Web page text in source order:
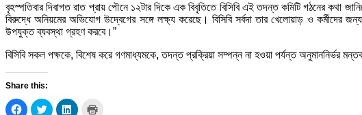
বৃহস্পতিবার দিবাগত রাত প্রায় পৌনে ১২টার দিকে এক বিবৃতিতে বিসিবি এই তদন্ত কমিটি গঠনের কথা
বিরুদ্ধে অনিয়মের অভিযোগ উদ্বেগের সঙ্গে লক্ষ্য করেছে। বিসিবি সর্বদা তার খেলোয়াড় ও কর্মীদের
উপযুক্ত ব্যবস্থা গ্রহণ করবে।”
বিসিবি সকল পক্ষকে, বিশেষ করে গণমাধ্যমকে, তদন্ত প্রক্রিয়া সম্পন্ন না হওয়া পর্যন্ত অনুমাননির্ভর
Share this:
Click Click Click